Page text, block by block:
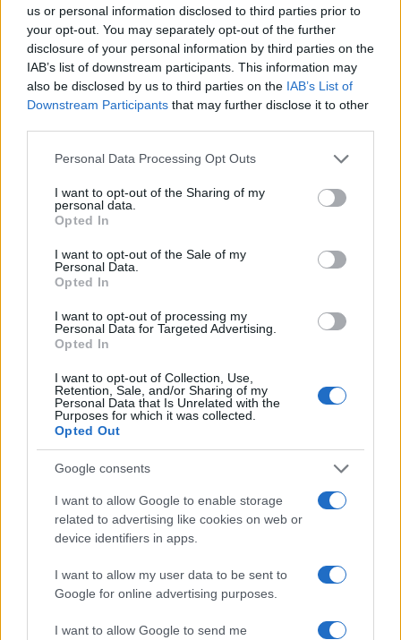
us or personal information disclosed to third parties prior to
your opt-out. You may separately opt-out of the further
disclosure of your personal information by third parties on the
IAB’s list of downstream participants. This information may
also be disclosed by us to third parties on the IAB’s List of
Downstream Participants that may further disclose it to other
Please note that this website/app uses one or more Google
not limited to your visit or usage behaviour. You may click to
grant or deny consent to Google and its third-party tags to
use your data for below specified purposes in below Google
consent section.
Personal Data Processing Opt Outs
I want to opt-out of the Sharing of my
personal data.
Opted In
I want to opt-out of the Sale of my
Personal Data.
Opted In
I want to opt-out of processing my
Personal Data for Targeted Advertising.
Opted In
I want to opt-out of Collection, Use,
Retention, Sale, and/or Sharing of my
Personal Data that Is Unrelated with the
Purposes for which it was collected.
Opted Out
Google consents
I want to allow Google to enable storage
related to advertising like cookies on web or
device identifiers in apps.
I want to allow my user data to be sent to
Google for online advertising purposes.
I want to allow Google to send me
Continua a leggere
NEWS